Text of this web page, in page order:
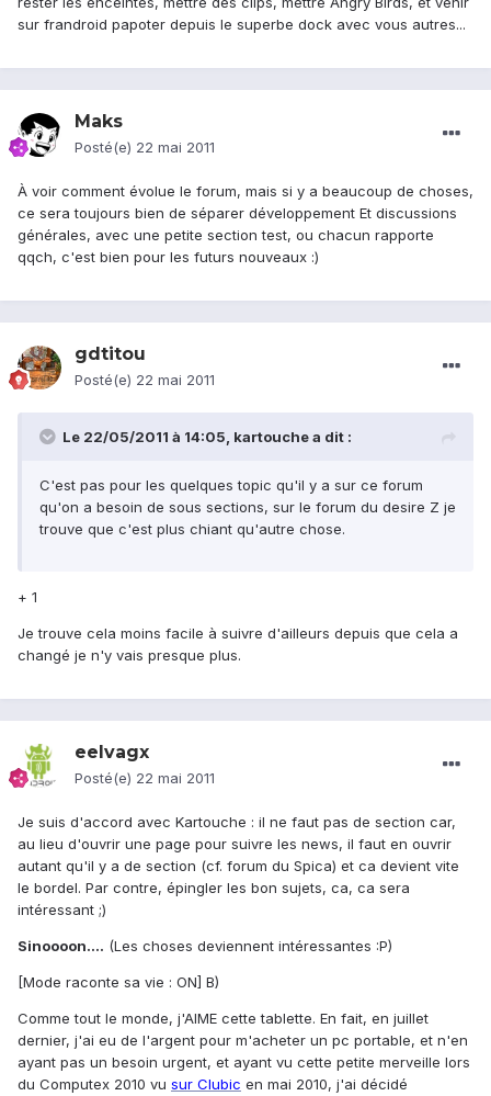
sur frandroid papoter depuis le superbe dock avec vous autres...
Maks
Posté(e) 22 mai 2011
À voir comment évolue le forum, mais si y a beaucoup de choses,
ce sera toujours bien de séparer développement Et discussions
générales, avec une petite section test, ou chacun rapporte
qqch, c'est bien pour les futurs nouveaux :)
gdtitou
Posté(e) 22 mai 2011
Le 22/05/2011 à 14:05, kartouche a dit :
C'est pas pour les quelques topic qu'il y a sur ce forum
qu'on a besoin de sous sections, sur le forum du desire Z je
trouve que c'est plus chiant qu'autre chose.
+ 1
Je trouve cela moins facile à suivre d'ailleurs depuis que cela a
changé je n'y vais presque plus.
eelvagx
Posté(e) 22 mai 2011
Je suis d'accord avec Kartouche : il ne faut pas de section car,
au lieu d'ouvrir une page pour suivre les news, il faut en ouvrir
autant qu'il y a de section (cf. forum du Spica) et ca devient vite
le bordel. Par contre, épingler les bon sujets, ca, ca sera
intéressant ;)
Sinoooon.... (Les choses deviennent intéressantes :P)
[Mode raconte sa vie : ON] B)
Comme tout le monde, j'AIME cette tablette. En fait, en juillet
dernier, j'ai eu de l'argent pour m'acheter un pc portable, et n'en
ayant pas un besoin urgent, et ayant vu cette petite merveille lors
du Computex 2010 vu sur Clubic en mai 2010, j'ai décidé